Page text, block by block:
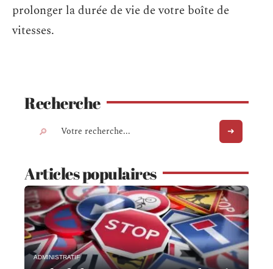
prolonger la durée de vie de votre boîte de
vitesses.
Recherche
Articles populaires
ADMINISTRATIF